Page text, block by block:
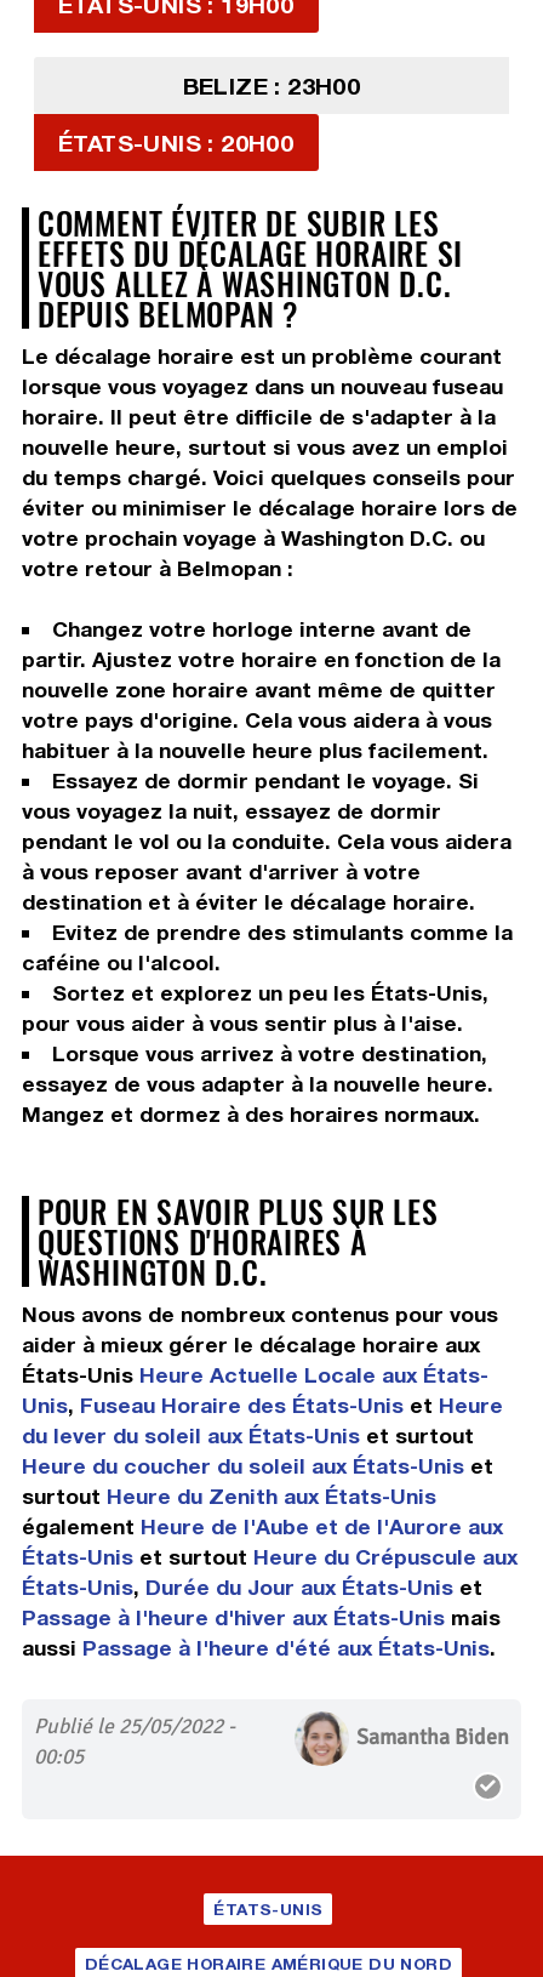
BELIZE : 23H00
ÉTATS-UNIS : 20H00
COMMENT ÉVITER DE SUBIR LES
EFFETS DU DÉCALAGE HORAIRE SI
VOUS ALLEZ À WASHINGTON D.C.
DEPUIS BELMOPAN ?
Le décalage horaire est un problème courant
lorsque vous voyagez dans un nouveau fuseau
horaire. Il peut être difficile de s'adapter à la
nouvelle heure, surtout si vous avez un emploi
du temps chargé. Voici quelques conseils pour
éviter ou minimiser le décalage horaire lors de
votre prochain voyage à Washington D.C. ou
votre retour à Belmopan :
Changez votre horloge interne avant de
partir. Ajustez votre horaire en fonction de la
nouvelle zone horaire avant même de quitter
votre pays d'origine. Cela vous aidera à vous
habituer à la nouvelle heure plus facilement.
Essayez de dormir pendant le voyage. Si
vous voyagez la nuit, essayez de dormir
pendant le vol ou la conduite. Cela vous aidera
à vous reposer avant d'arriver à votre
destination et à éviter le décalage horaire.
Evitez de prendre des stimulants comme la
caféine ou l'alcool.
Sortez et explorez un peu les États-Unis,
pour vous aider à vous sentir plus à l'aise.
Lorsque vous arrivez à votre destination,
essayez de vous adapter à la nouvelle heure.
Mangez et dormez à des horaires normaux.
POUR EN SAVOIR PLUS SUR LES
QUESTIONS D'HORAIRES À
WASHINGTON D.C.
Nous avons de nombreux contenus pour vous
aider à mieux gérer le décalage horaire aux
États-Unis Heure Actuelle Locale aux États-
Unis, Fuseau Horaire des États-Uniset Heure
du lever du soleil aux États-Uniset surtout
Heure du coucher du soleil aux États-Uniset
surtout Heure du Zenith aux États-Unis
également Heure de l'Aube et de l'Aurore aux
États-Uniset surtout Heure du Crépuscule aux
États-Unis, Durée du Jour aux États-Uniset
Passage à l'heure d'hiver aux États-Unismais
aussi Passage à l'heure d'été aux États-Unis.
Publié le 25/05/2022 -
00:05
Samantha Biden
ÉTATS-UNIS
DÉCALAGE HORAIRE AMÉRIQUE DU NORD